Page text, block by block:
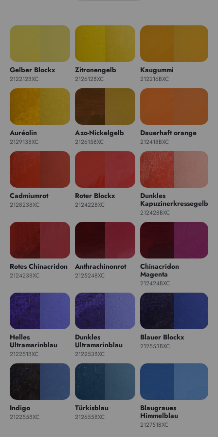
Gelber Blockx
212212BXC
Zitronengelb
212612BXC
Kaugummi
212216BXC
Auréolin
212913BXC
Azo-Nickelgelb
212615BXC
Dauerhaft orange
212418BXC
Cadmiumrot
212823BXC
Roter Blockx
212422BXC
Dunkles
Kapuzinerkressegelb
212428BXC
Rotes Chinacridon
212423BXC
Anthrachinonrot
212524BXC
Chinacridon
Magenta
212424BXC
Helles
Ultramarinblau
212251BXC
Dunkles
Ultramarinblau
212253BXC
Blauer Blockx
212553BXC
Indigo
212255BXC
Türkisblau
212655BXC
Blaugraues
Himmelblau
212751BXC